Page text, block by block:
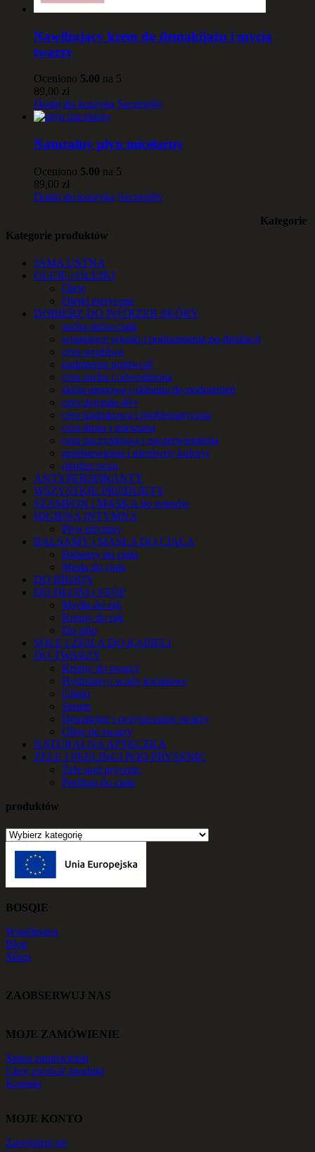
Nawilżający krem do demakijażu i mycia
twarzy
Oceniono 5.00 na 5
89,00 zł
Dodaj do koszyka Szczegóły
Naturalny płyn micelarny
Oceniono 5.00 na 5
89,00 zł
Dodaj do koszyka Szczegóły
Kategorie produktów
JAMA USTNA
OLEJE i OLEJKI
Oleje
Olejki eteryczne
DOBIERZ DO POTRZEB SKÓRY
sucha skóra ciała
wrastające włoski i podrażnienia po depilacji
cera wrażliwa
nadmierna potliwość
cera sucha i odwodniona
skóra atopowa i skłonna do podrażnień
cera dojrzała 40+
cera trądzikowa i problematyczna
cera tłusta i mieszana
cera naczynkowa i zaczerwienienia
przebarwienia i nierówny koloryt
okolice oczu
ANTYPERSPIRANTY
WSZYSTKIE PRODUKTY
SZAMPON i MASKA do włosów
HIGIENA INTYMNA
Płyn intymny
BALSAMY i MASŁA DO CIAŁA
Balsamy do ciała
Masła do ciała
DO BRODY
DO DŁONI i STÓP
Mydła do rąk
Kremy do rąk
Do stóp
SOLE i ZIOŁA DO KĄPIELI
DO TWARZY
Kremy do twarzy
Hydrolaty i wody kwiatowe
Glinki
Serum
Demakijaż i oczyszczanie twarzy
Oleje do twarzy
NATURALNA APTECZKA
ŻELE I PEELINGI POD PRYSZNIC
Żele pod prysznic
Peelingi do ciała
Kategorie
produktów
BOSQIE
Współpraca
Blog
Sklep
ZAOBSERWUJ NAS
MOJE ZAMÓWIENIE
Status zamówienia
Chcę zwrócić produkt
Kontakt
MOJE KONTO
Zarejestruj się